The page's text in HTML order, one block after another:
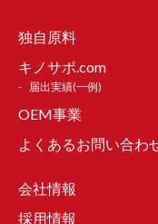
独自原料
キノサポ.com
届出実績(一例)
OEM事業
よくあるお問い合わ
会社情報
採用情報